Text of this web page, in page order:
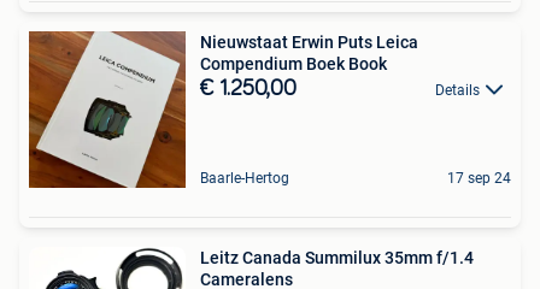
Nieuwstaat Erwin Puts Leica
Compendium Boek Book
€ 1.250,00 Details
Baarle-Hertog 17 sep 24
Leitz Canada Summilux 35mm f/1.4
Cameralens